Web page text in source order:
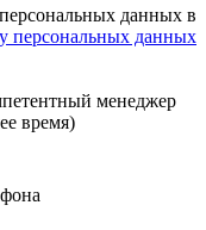
данных в
персональных данных
менеджер
время)